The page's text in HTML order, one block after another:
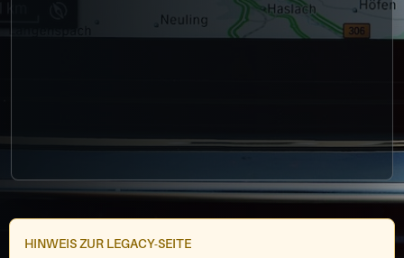
info@bimmer-manufaktur.de
HINWEIS ZUR LEGACY-SEITE